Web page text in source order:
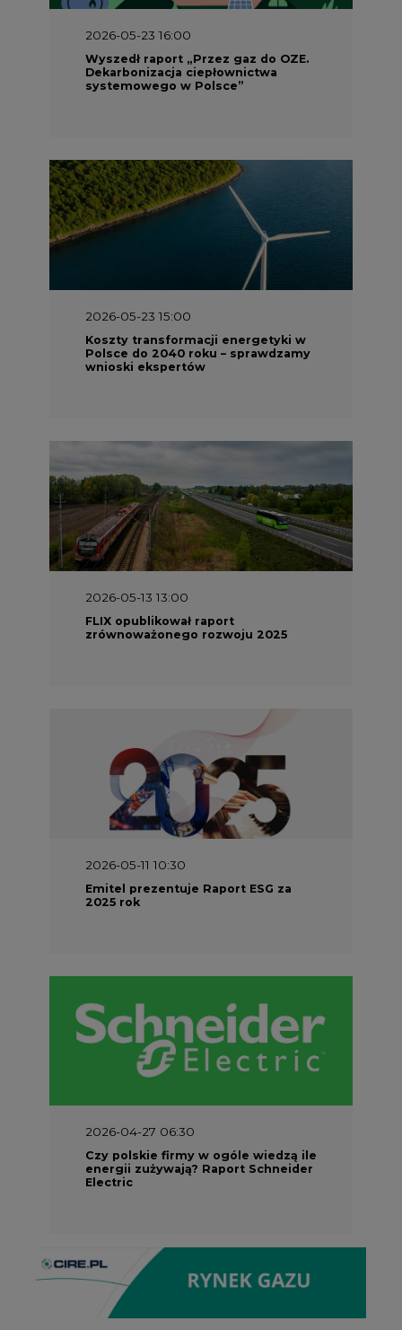
2026-05-23 16:00
Wyszedł raport „Przez gaz do OZE.
Dekarbonizacja ciepłownictwa
systemowego w Polsce”
2026-05-23 15:00
Koszty transformacji energetyki w
Polsce do 2040 roku – sprawdzamy
wnioski ekspertów
2026-05-13 13:00
FLIX opublikował raport
zrównoważonego rozwoju 2025
2026-05-11 10:30
Emitel prezentuje Raport ESG za
2025 rok
2026-04-27 06:30
Czy polskie firmy w ogóle wiedzą ile
energii zużywają? Raport Schneider
Electric